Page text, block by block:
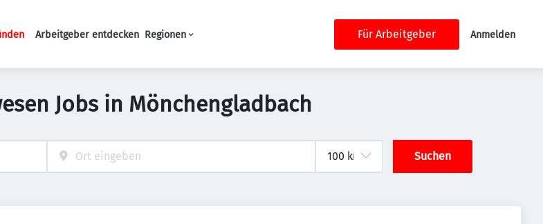
Haupt-Navigation
Arbeitgeber entdecken Regionen Für Arbeitgeber Anmelden
Jobs in Mönchengladbach
Suchen